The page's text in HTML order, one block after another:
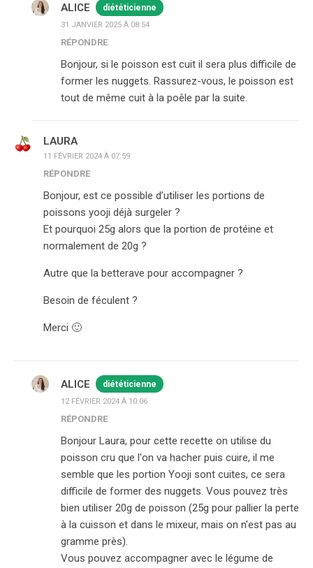
ALICE diététicienne
31 JANVIER 2025 À 08:54
RÉPONDRE
Bonjour, si le poisson est cuit il sera plus difficile de
former les nuggets. Rassurez-vous, le poisson est
tout de même cuit à la poêle par la suite.
LAURA
11 FÉVRIER 2024 À 07:59
RÉPONDRE
Bonjour, est ce possible d’utiliser les portions de
poissons yooji déjà surgeler ?
Et pourquoi 25g alors que la portion de protéine et
normalement de 20g ?
Autre que la betterave pour accompagner ?
Besoin de féculent ?
Merci 🙂
ALICE diététicienne
12 FÉVRIER 2024 À 10:06
RÉPONDRE
Bonjour Laura, pour cette recette on utilise du
poisson cru que l'on va hacher puis cuire, il me
semble que les portion Yooji sont cuites, ce sera
difficile de former des nuggets. Vous pouvez très
bien utiliser 20g de poisson (25g pour pallier la perte
à la cuisson et dans le mixeur, mais on n'est pas au
gramme près).
Vous pouvez accompagner avec le légume de